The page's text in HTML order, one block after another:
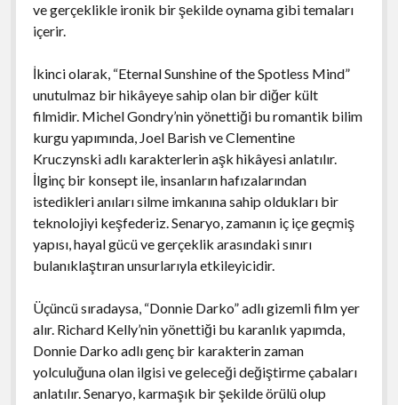
ve gerçeklikle ironik bir şekilde oynama gibi temaları
içerir.
İkinci olarak, “Eternal Sunshine of the Spotless Mind”
unutulmaz bir hikâyeye sahip olan bir diğer kült
filmidir. Michel Gondry’nin yönettiği bu romantik bilim
kurgu yapımında, Joel Barish ve Clementine
Kruczynski adlı karakterlerin aşk hikâyesi anlatılır.
İlginç bir konsept ile, insanların hafızalarından
istedikleri anıları silme imkanına sahip oldukları bir
teknolojiyi keşfederiz. Senaryo, zamanın iç içe geçmiş
yapısı, hayal gücü ve gerçeklik arasındaki sınırı
bulanıklaştıran unsurlarıyla etkileyicidir.
Üçüncü sıradaysa, “Donnie Darko” adlı gizemli film yer
alır. Richard Kelly’nin yönettiği bu karanlık yapımda,
Donnie Darko adlı genç bir karakterin zaman
yolculuğuna olan ilgisi ve geleceği değiştirme çabaları
anlatılır. Senaryo, karmaşık bir şekilde örülü olup